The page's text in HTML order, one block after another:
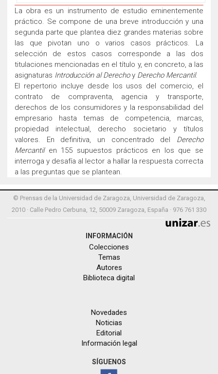
La obra es un instrumento de estudio eminentemente
práctico. Se compone de una breve introducción y una
segunda parte que plantea diez grandes materias sobre
las que pivotan uno o varios casos prácticos. La
selección de estos casos corresponde a las dos
titulaciones mencionadas en el título y, en concreto, a las
asignaturas Introducción al Derechoy Derecho Mercantil.
El repertorio incluye desde los usos del comercio, el
contrato de compraventa, agencia y transporte,
derechos de los consumidores y la responsabilidad del
empresario hasta temas de competencia, marcas,
propiedad intelectual, derecho societario y títulos
valores. En definitiva, un concentrado del Derecho
Mercantilen 155 supuestos prácticos en los que se
interroga y desafía al lector a hallar la respuesta correcta
a las preguntas que se plantean.
© Prensas de la Universidad de Zaragoza, Universidad de Zaragoza,
2010 · Calle Pedro Cerbuna, 12, 50009 Zaragoza, España · 976 761 330
INFORMACIÓN
Colecciones
Temas
Autores
Biblioteca digital
Novedades
Noticias
Editorial
Información legal
SÍGUENOS